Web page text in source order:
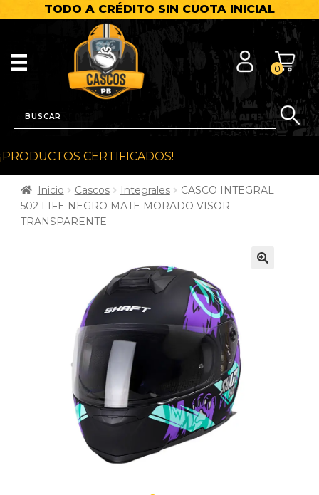
TODO A CRÉDITO SIN CUOTA INICIAL
0
¡PRODUCTOS CERTIFICADOS!
Inicio Cascos Integrales
CASCO INTEGRAL
502 LIFE NEGRO MATE MORADO VISOR
TRANSPARENTE